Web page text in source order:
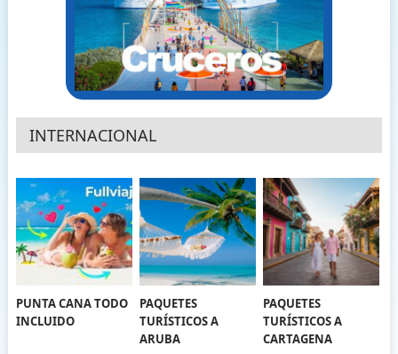
INTERNACIONAL
PUNTA CANA TODO
INCLUIDO
PAQUETES
TURÍSTICOS A
ARUBA
PAQUETES
TURÍSTICOS A
CARTAGENA